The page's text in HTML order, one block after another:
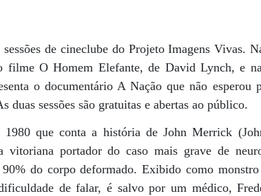
sessões de cineclube do Projeto Imagens Vivas.
O Homem Elefante, de David Lynch, e
o documentário A Nação que não esperou
sessões são gratuitas e abertas ao público.
que conta a história de John Merrick
vitoriana portador do caso mais grave de
do corpo deformado. Exibido como
de falar, é salvo por um médico,